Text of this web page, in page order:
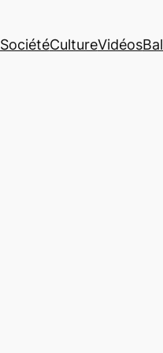
SociétéCultureVidéos